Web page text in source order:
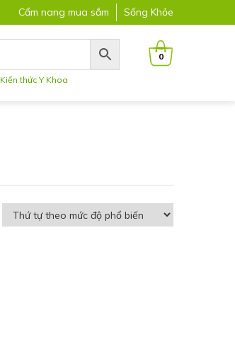
Cẩm nang mua sắm Sống Khỏe
Kiến thức Y Khoa
0